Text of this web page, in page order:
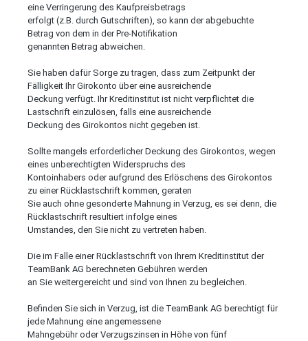
eine Verringerung des Kaufpreisbetrags
erfolgt (z.B. durch Gutschriften), so kann der abgebuchte
Betrag von dem in der Pre-Notifikation
genannten Betrag abweichen.
Sie haben dafür Sorge zu tragen, dass zum Zeitpunkt der
Fälligkeit Ihr Girokonto über eine ausreichende
Deckung verfügt. Ihr Kreditinstitut ist nicht verpflichtet die
Lastschrift einzulösen, falls eine ausreichende
Deckung des Girokontos nicht gegeben ist.
Sollte mangels erforderlicher Deckung des Girokontos, wegen
eines unberechtigten Widerspruchs des
Kontoinhabers oder aufgrund des Erlöschens des Girokontos
zu einer Rücklastschrift kommen, geraten
Sie auch ohne gesonderte Mahnung in Verzug, es sei denn, die
Rücklastschrift resultiert infolge eines
Umstandes, den Sie nicht zu vertreten haben.
Die im Falle einer Rücklastschrift von Ihrem Kreditinstitut der
TeamBank AG berechneten Gebühren werden
an Sie weitergereicht und sind von Ihnen zu begleichen.
Befinden Sie sich in Verzug, ist die TeamBank AG berechtigt für
jede Mahnung eine angemessene
Mahngebühr oder Verzugszinsen in Höhe von fünf